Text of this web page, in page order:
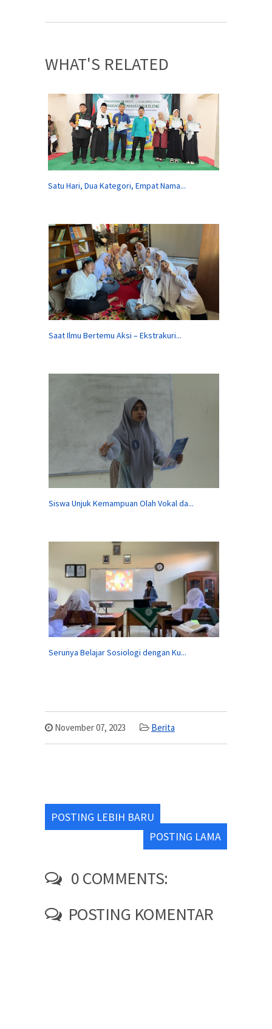
WHAT'S RELATED
Satu Hari, Dua Kategori, Empat Nama...
Saat Ilmu Bertemu Aksi – Ekstrakuri...
Siswa Unjuk Kemampuan Olah Vokal da...
Serunya Belajar Sosiologi dengan Ku...
November 07, 2023 Berita
POSTING LEBIH BARU
POSTING LAMA
0 COMMENTS:
POSTING KOMENTAR